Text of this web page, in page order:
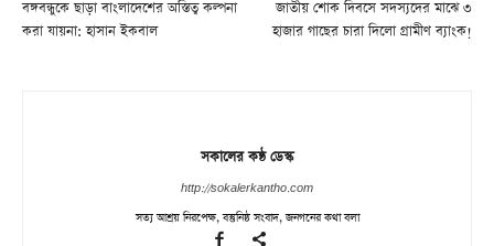
বঙ্গবন্ধুকে ছাড়া বাংলাদেশের অস্তিত্ব কল্পনা
করা যায়না: হাসান ইকবাল
জাতীয় শোক দিবসে সদস্যদের মাঝে ৩
হাজার গাছের চারা দিলো গ্রামীণ ব্যাংক!
সকালের কন্ঠ ডেস্ক
http://sokalerkantho.com
সত্য আশ্রয় নিরপেক্ষ, বস্তুনিষ্ঠ সংবাদ, জনগনের কথা বলা